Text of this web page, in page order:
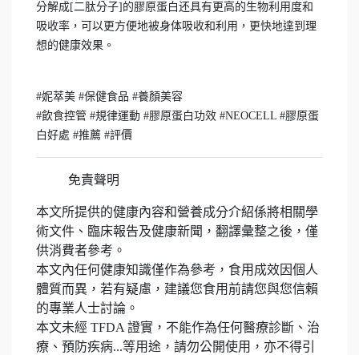
分解成[二肽分子]的膠原蛋白还具有更高的生物利用度和
吸收率，可以更方便地被身体吸收和利用，更快地達到理
想的健康效果。
#妮萃美 #保健食品 #養顏美容
#飲食控管 #規律運動 #膠原蛋白功效 #NEOCELL #膠原蛋
白好處 #推薦 #評價
免責聲明
本文所提供的健康內容和營養成分介紹係將相關學
術文件、臨床報告及健康新聞，翻譯彙整之後，僅
供消費者參考。
本文內任何健康知識僅作為參考，食用成效因個人
體質而異，若有疑慮，建議您食用前請您與您信賴
的專業人士討論。
本文未經 TFDA 證實，不能作為任何醫療診斷、治
療、預防疾病...等用途，請勿公開使用，亦不得引